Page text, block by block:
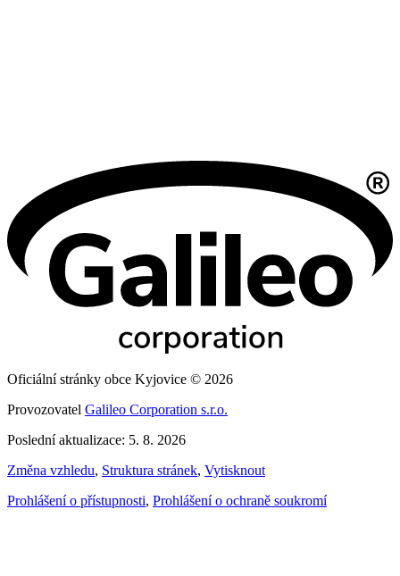
Oficiální stránky obce Kyjovice © 2026
Provozovatel Galileo Corporation s.r.o.
Poslední aktualizace: 5. 8. 2026
Změna vzhledu, Struktura stránek, Vytisknout
Prohlášení o přístupnosti, Prohlášení o ochraně soukromí